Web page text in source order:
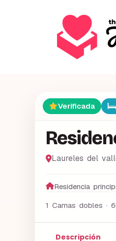
Verificada
Laureles del
Residencia
1 Camas dobles ·
Descripción